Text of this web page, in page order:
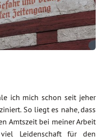
ich mich schon seit jeher
So liegt es nahe, dass
Amtszeit bei meiner Arbeit
Leidenschaft für den